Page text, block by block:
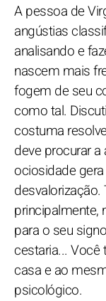
A pessoa de
angústias
analisando e
nascem mais
fogem de seu
como tal.
costuma
deve procurar
ociosidade
desvalorização.
principalmente,
para o seu
cestaria... Você
casa e ao
psicológico.